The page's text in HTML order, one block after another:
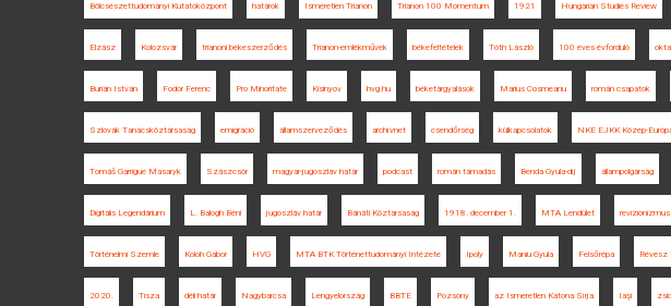
Bölcsészettudományi Kutatóközpont határok Ismeretlen Trianon Trianon 100 Momentum 1921 Hungarian Studies Review
Elzász Kolozsvár trianoni békeszerződés Trianon-emlékművek békefeltételek Tóth László 100 éves évforduló
Burián István Fodor Ferenc Pro Minoritate Kisinyov hvg.hu béketárgyalások Marius Cosmeanu román csapatok
Szlovák Tanácsköztársaság emigráció államszerveződés archívnet csendőrség külkapcsolatok NKE EJKK Közép-
Tomáš Garrigue Masaryk Szászcsór magyar-jugoszláv határ podcast román támadás Benda Gyula-díj állampolgárság
Digitális Legendárium L. Balogh Béni jugoszláv határ Bánáti Köztársaság 1918. december 1. MTA Lendület revizionizmus
Történelmi Szemle Koloh Gábor HVG MTA BTK Történettudományi Intézete Ipoly Maniu Gyula Felsőrépa Révész
2020. Tisza déli határ Nagybarcsa Lengyelország BBTE Pozsony az Ismeretlen Katona Sírja Iaşi